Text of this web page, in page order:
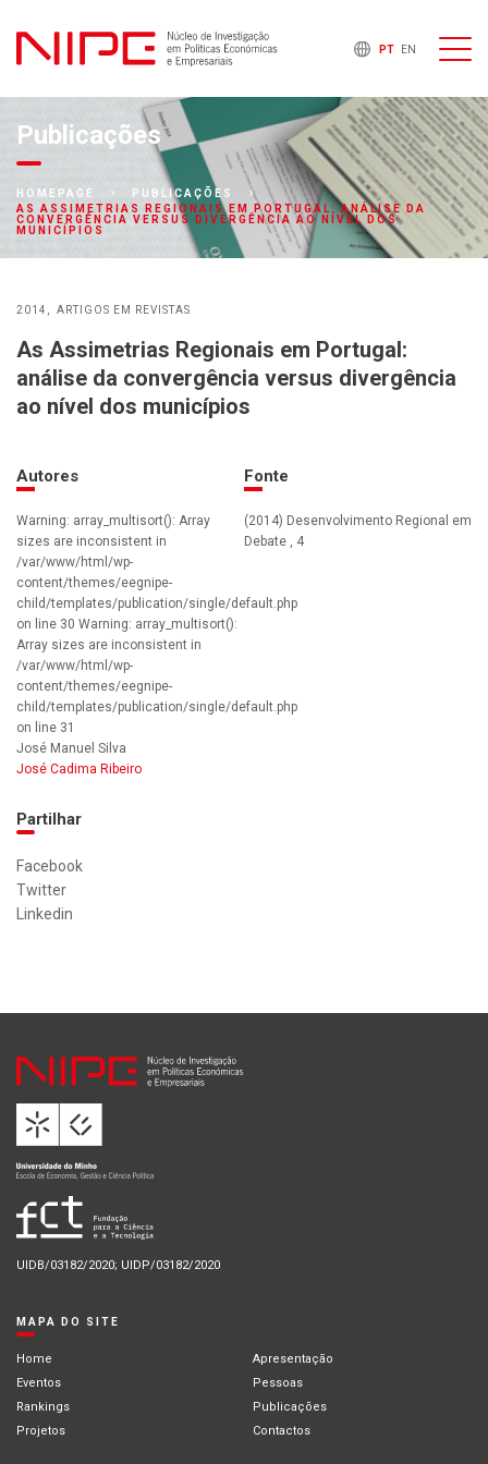
PT EN
Publicações
HOMEPAGE
PUBLICAÇÕES
AS ASSIMETRIAS REGIONAIS EM PORTUGAL: ANÁLISE DA
CONVERGÊNCIA VERSUS DIVERGÊNCIA AO NÍVEL DOS
MUNICÍPIOS
2014 ARTIGOS EM REVISTAS
As Assimetrias Regionais em Portugal:
análise da convergência versus divergência
ao nível dos municípios
Autores
Warning: array_multisort(): Array
sizes are inconsistent in
/var/www/html/wp-
content/themes/eegnipe-
child/templates/publication/single/default.php
on line 30 Warning: array_multisort():
Array sizes are inconsistent in
/var/www/html/wp-
content/themes/eegnipe-
child/templates/publication/single/default.php
on line 31
José Manuel Silva
José Cadima Ribeiro
Fonte
(2014) Desenvolvimento Regional em
Debate , 4
Partilhar
Facebook
Twitter
Linkedin
UIDB/03182/2020; UIDP/03182/2020
MAPA DO SITE
Home
Apresentação
Eventos
Pessoas
Rankings
Publicações
Projetos
Contactos